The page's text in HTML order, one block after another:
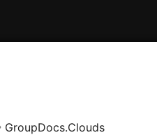
GroupDocs.Clouds